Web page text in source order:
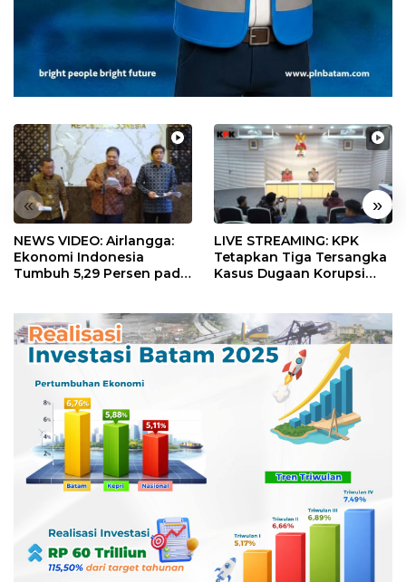
« »
NEWS VIDEO: Airlangga:
Ekonomi Indonesia
Tumbuh 5,29 Persen pada
LIVE STREAMING: KPK
Tetapkan Tiga Tersangka
Kasus Dugaan Korupsi